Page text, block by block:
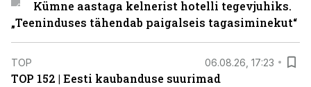
Kümne aastaga kelnerist hotelli tegevjuhiks.
„Teeninduses tähendab paigalseis tagasiminekut“
TOP 06.08.26, 17:23
TOP 152 | Eesti kaubanduse suurimad